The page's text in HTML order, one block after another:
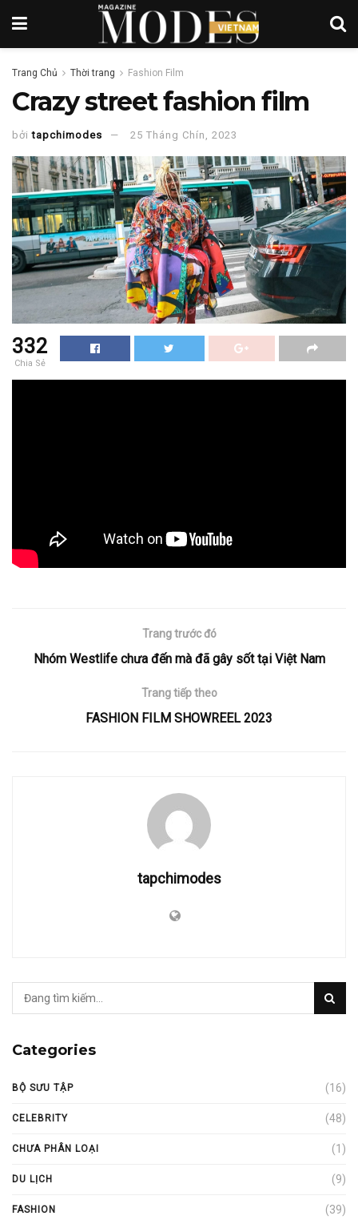
Trang Chủ Thời trang Fashion Film
Crazy street fashion film
bởi tapchimodes 25 Tháng Chín, 2023
332
Chia Sẻ
Trang trước đó
Nhóm Westlife chưa đến mà đã gây sốt tại Việt Nam
Trang tiếp theo
FASHION FILM SHOWREEL 2023
tapchimodes
Categories
BỘ SƯU TẬP (16)
CELEBRITY (48)
CHƯA PHÂN LOẠI (1)
DU LỊCH (9)
FASHION (39)